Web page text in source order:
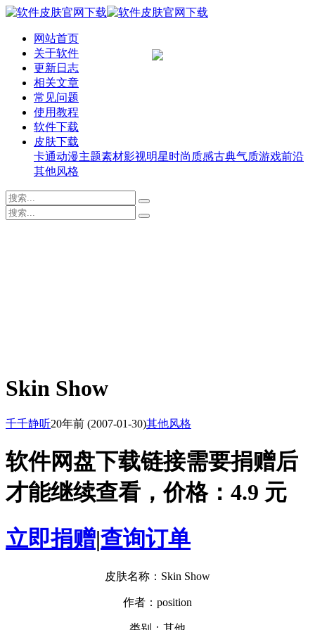
网站首页
关于软件
更新日志
相关文章
常见问题
使用教程
软件下载
皮肤下载
卡通动漫主题素材影视明星时尚质感古典气质游戏前沿
其他风格
Skin Show
千千静听20年前 (2007-01-30)其他风格
软件网盘下载链接需要捐赠后
才能继续查看，价格：4.9 元
立即捐赠|查询订单
皮肤名称：Skin Show
作者：position